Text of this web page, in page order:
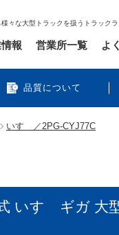
々な大型トラックを扱うトラック
品質について
報 営業所一覧 よ
いすゞ／2PG-CYJ77C
いすゞギガ